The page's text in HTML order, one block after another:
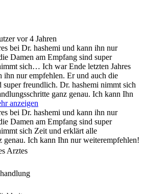
vor 4 Jahren
bei Dr. hashemi und kann ihn nur
Damen am Empfang sind super
sich… Ich war Ende letzten Jahres
ihn nur empfehlen. Er und auch die
super freundlich. Dr. hashemi nimmt sich
ganz genau. Ich kann Ihn
anzeigen
bei Dr. hashemi und kann ihn nur
Damen am Empfang sind super
sich Zeit und erklärt alle
genau. Ich kann Ihn nur weiterempfehlen!
Arztes